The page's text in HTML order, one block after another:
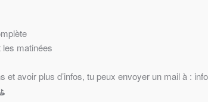
les matinées
et avoir plus d’infos, tu peux envoyer un mail à :